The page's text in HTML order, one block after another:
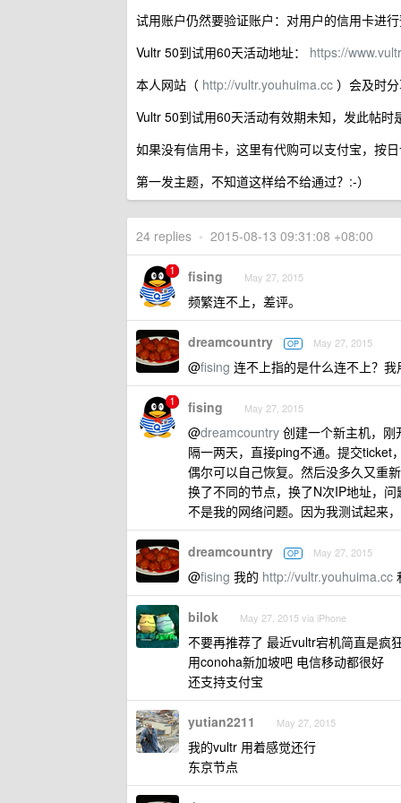
试用账户仍然要验证账户：对用户的信用卡进
Vultr 50到试用60天活动地址： https://
本人网站（ http://vultr.youhuima.cc ）会及时
Vultr 50到试用60天活动有效期未知，发此帖时
如果没有信用卡，这里有代购可以支付宝，按
第一发主题，不知道这样给不给通过？:-）
24 replies • 2015-08-13 09:31:08 +08:00
fising May 27, 2015
频繁连不上，差评。
dreamcountry OP May 27, 2015
@fising 连不上指的是什么连不上？
fising May 27, 2015
@dreamcountry 创建一个新主机，刚
隔一两天，直接ping不通。提交ticket
偶尔可以自己恢复。然后没多久又重
换了不同的节点，换了N次IP地址，问
不是我的网络问题。因为我测试起来
dreamcountry OP May 27, 2015
@fising 我的 http://vultr.youhuima.cc
bilok May 27, 2015 via iPhone
不要再推荐了 最近vultr宕机简直是疯
用conoha新加坡吧 电信移动都很好
还支持支付宝
yutian2211 May 27, 2015
我的vultr 用着感觉还行
东京节点